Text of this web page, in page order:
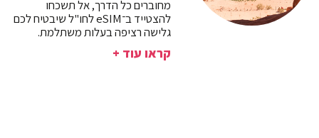
מחוברים כל הדרך, אל תשכחו
להצטייד ב־eSIM לחו"ל שיבטיח לכם
גלישה רציפה בעלות משתלמת.
קראו עוד +